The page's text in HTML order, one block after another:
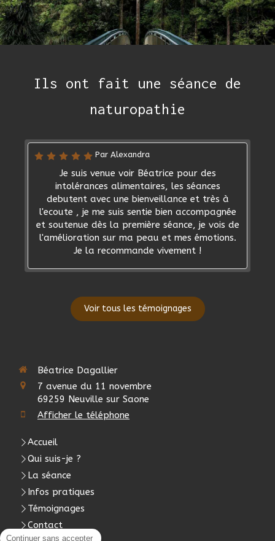
Ils ont fait une séance de
naturopathie
Par Alexandra
Je suis venue voir Béatrice pour des
intolérances alimentaires, les séances
debutent avec une bienveillance et très à
l'ecoute , je me suis sentie bien accompagnée
et soutenue dès la première séance, je vois de
l'amélioration sur ma peau et mes émotions.
Je la recommande vivement !
Voir tous les témoignages
Béatrice Dagallier
7 avenue du 11 novembre
69259 Neuville sur Saone
Afficher le téléphone
Accueil
Qui suis-je ?
La séance
Infos pratiques
Témoignages
Contact
Continuer sans accepter